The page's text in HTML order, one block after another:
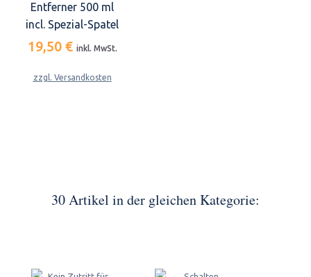
Entferner 500 ml
incl. Spezial-Spatel
19,50 € inkl. MwSt.
zzgl. Versandkosten
30 Artikel in der gleichen Kategorie: